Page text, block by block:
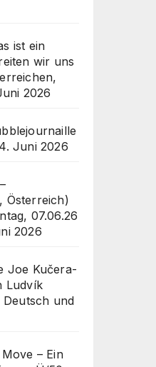
ist ein
wir uns
2026
Juni 2026
Österreich)
07.06.26
2026
Joe Kučera-
Ludvík
und
Move – Ein